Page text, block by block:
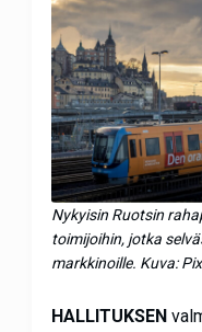
Nykyisin Ruotsin
toimijoihin, jotka
markkinoille. Kuva:
HALLITUKSEN